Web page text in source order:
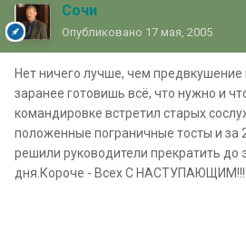
Сочи
Опубликовано 17 мая, 2005
Нет ничего лучше, чем предвкушение
заранее готовишь всё, что нужно и
командировке встретил старых
положенные пограничные тосты и за
решили руководители прекратить до
дня.Короче - Всех С НАСТУПАЮЩИМ!!!